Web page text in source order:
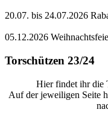
20.07. bis 24.07.2026
05.12.2026
Torschützen 23/24
Hier findet ihr die
Auf der jeweiligen Seite